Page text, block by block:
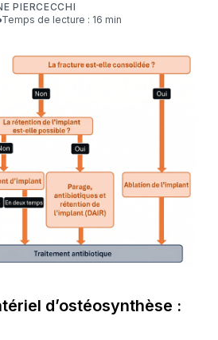
PIERCECCHI
Temps de lecture : 16 min
d’ostéosynthèse :